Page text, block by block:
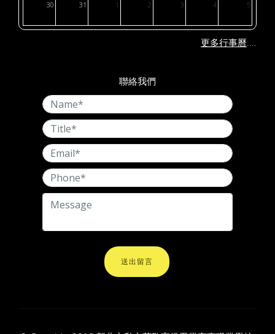
30 31 1 2 3 4 5
更多行事曆....
聯絡我們
送出留言